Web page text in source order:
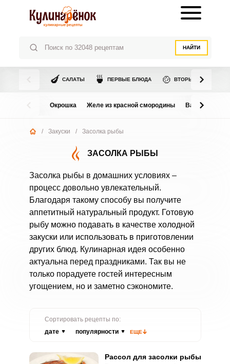
НАЙТИ
🍆 САЛАТЫ 🍵 ПЕРВЫЕ БЛЮДА 🍲 ВТОРЫЕ БЛЮДА
Окрошка Желе из красной смородины Варенье из
/ Закуски / Засолка рыбы
ЗАСОЛКА РЫБЫ
Засолка рыбы в домашних условиях –
процесс довольно увлекательный.
Благодаря такому способу вы получите
аппетитный натуральный продукт. Готовую
рыбу можно подавать в качестве холодной
закуски или использовать в приготовлении
других блюд. Кулинарная идея особенно
актуальна перед праздниками. Так вы не
только порадуете гостей интересным
угощением, но и заметно сэкономите.
Сортировать рецепты по:
дате
популярности ЕЩЕ
Рассол для засолки рыбы